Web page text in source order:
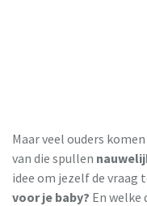
Maar veel ouders
van die spullen
idee om jezelf de vraag
voor je baby? En